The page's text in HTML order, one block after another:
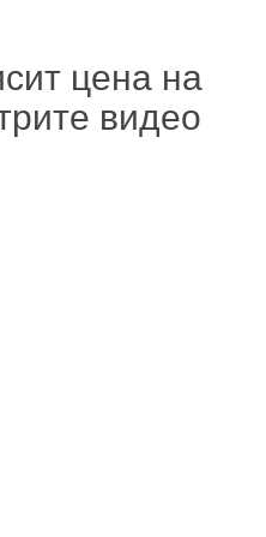
цена на
видео